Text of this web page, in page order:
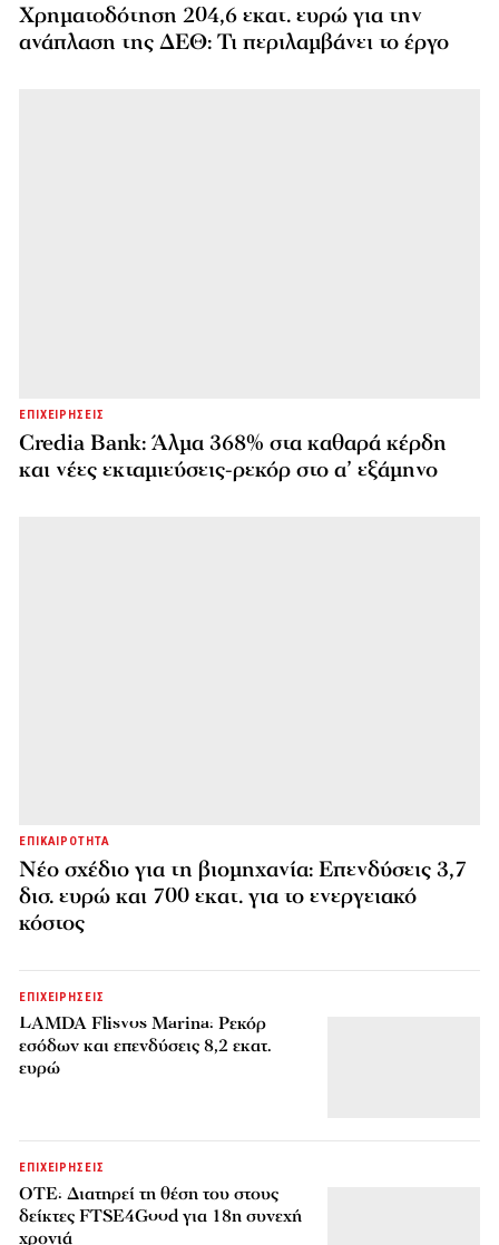
Χρηματοδότηση 204,6 εκατ. ευρώ για την
ανάπλαση της ΔΕΘ: Τι περιλαμβάνει το έργο
ΕΠΙΧΕΙΡΗΣΕΙΣ
Credia Bank: Άλμα 368% στα καθαρά κέρδη
και νέες εκταμιεύσεις-ρεκόρ στο α’ εξάμηνο
ΕΠΙΚΑΙΡΟΤΗΤΑ
Νέο σχέδιο για τη βιομηχανία: Επενδύσεις 3,7
δισ. ευρώ και 700 εκατ. για το ενεργειακό
κόστος
ΕΠΙΧΕΙΡΗΣΕΙΣ
LAMDA Flisvos Marina: Ρεκόρ
εσόδων και επενδύσεις 8,2 εκατ.
ευρώ
ΕΠΙΧΕΙΡΗΣΕΙΣ
ΟΤΕ: Διατηρεί τη θέση του στους
δείκτες FTSE4Good για 18η συνεχή
χρονιά